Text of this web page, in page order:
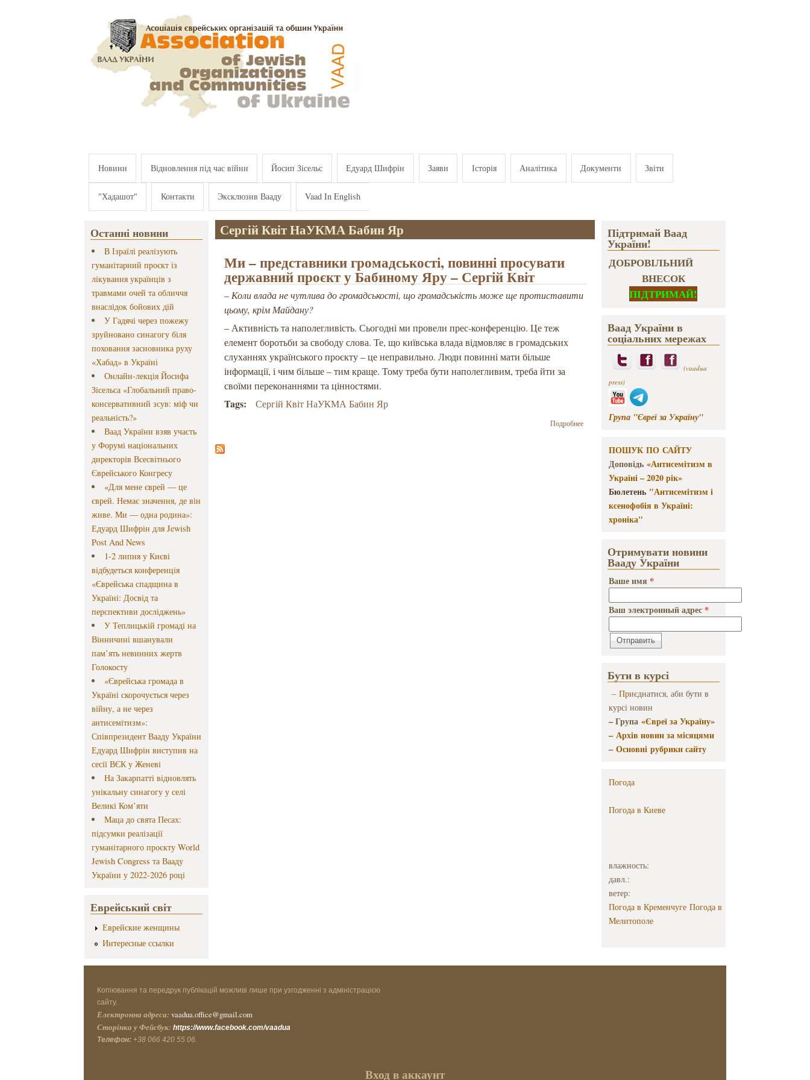
Новини Відновлення під час війни Йосип Зісельс Едуард Шифрін Заяви Історія Аналітика Документи Звіти
"Хадашот" Контакти Эксклюзив Вааду Vaad In English
Останні новини
В Ізраїлі реалізують
гуманітарний проєкт із
лікування українців з
травмами очей та обличчя
внаслідок бойових дій
У Гадячі через пожежу
зруйновано синагогу біля
поховання засновника руху
«Хабад» в Україні
Онлайн-лекція Йосифа
Зісельса «Глобальний право-
консервативний зсув: міф чи
реальність?»
Ваад України взяв участь
у Форумі національних
директорів Всесвітнього
Єврейського Конгресу
«Для мене єврей — це
єврей. Немає значення, де він
живе. Ми — одна родина»:
Едуард Шифрін для Jewish
Post And News
1-2 липня у Києві
відбудеться конференція
«Єврейська спадщина в
Україні: Досвід та
перспективи досліджень»
У Теплицькій громаді на
Вінничині вшанували
пам’ять невинних жертв
Голокосту
«Єврейська громада в
Україні скорочується через
війну, а не через
антисемітизм»:
Співпрезидент Вааду України
Едуард Шифрін виступив на
сесії ВЄК у Женеві
На Закарпатті відновлять
унікальну синагогу у селі
Великі Ком’яти
Маца до свята Песах:
підсумки реалізації
гуманітарного проєкту World
Jewish Congress та Вааду
України у 2022-2026 році
Еврейський світ
Еврейские женщины
Интересные ссылки
Сергій Квіт НаУКМА Бабин Яр
Ми – представники громадськості, повинні просувати
державний проєкт у Бабиному Яру – Сергій Квіт
– Коли влада не чутлива до громадськості, що громадськість може ще протиставити
цьому, крім Майдану?
– Активність та наполегливість. Сьогодні ми провели прес-конференцію. Це теж
елемент боротьби за свободу слова. Те, що київська влада відмовляє в громадських
слуханнях українського проєкту – це неправильно. Люди повинні мати більше
інформації, і чим більше – тим краще. Тому треба бути наполегливим, треба йти за
своїми переконаннями та цінностями.
Tags: Сергій Квіт НаУКМА Бабин Яр
Подробнеео Ми –
просувати
державний
Бабиному Яру
– Сергій Квіт
Підтримай Ваад
України!
ДОБРОВІЛЬНИЙ
ВНЕСОК
ПІДТРИМАЙ!
Ваад України в
соціальних мережах
(vaadua
press)
Група "Євреї за Україну"
ПОШУК ПО САЙТУ
Доповідь «Антисемітизм в
Україні – 2020 рік»
Бюлетень "Антисемітизм і
ксенофобія в Україні:
хроніка"
Отримувати новини
Вааду України
Ваше имя *
Ваш электронный адрес *
Бути в курсі
– Приєднатися, аби бути в
курсі новин
– Група «Євреї за Україну»
–Архів новин за місяцями
–Основні рубрики сайту
Погода
Погода в Киеве
влажность:
давл.:
ветер:
Погода в Кременчуге Погода в
Мелитополе
Копіювання та передрук публікацій можливі лише при узгодженні з адміністрацією
сайту.
Електронна адреса: vaadua.office@gmail.com
Сторінка у Фейсбук: https://www.facebook.com/vaadua
Телефон: +38 066 420 55 06.
Вход в аккаунт